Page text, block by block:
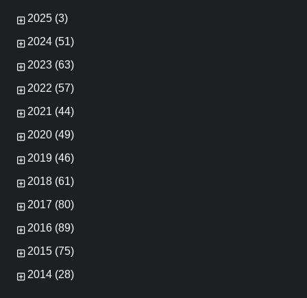
2025 (3)
2024 (51)
2023 (63)
2022 (57)
2021 (44)
2020 (49)
2019 (46)
2018 (61)
2017 (80)
2016 (89)
2015 (75)
2014 (28)